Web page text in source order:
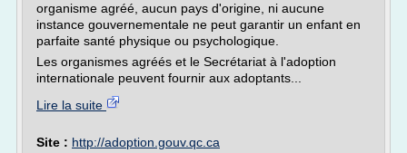
organisme agréé, aucun pays d'origine, ni aucune
instance gouvernementale ne peut garantir un enfant en
parfaite santé physique ou psychologique.
Les organismes agréés et le Secrétariat à l'adoption
internationale peuvent fournir aux adoptants...
Lire la suite
Site : http://adoption.gouv.qc.ca